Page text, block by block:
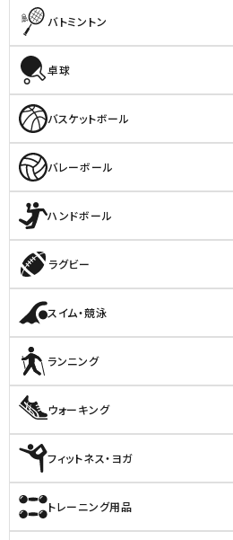
バトミントン
卓球
バスケットボール
バレーボール
ハンドボール
ラグビー
スイム・競泳
ランニング
ウォーキング
フィットネス・ヨガ
トレーニング用品